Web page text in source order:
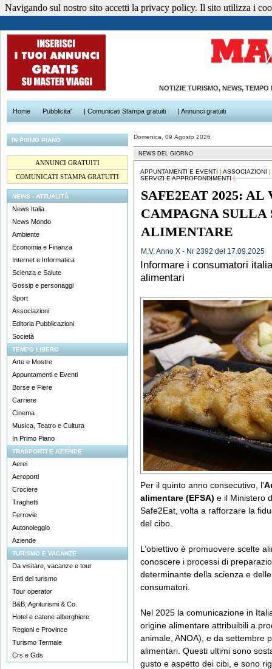
NOTIZIE TURISMO, NEWS,
Home Pubblicita' | Comunicati Stampa gratuiti | Annunci gratuiti
IN PRIMO PIANO
ANNUNCI GRATUITI
COMUNICATI STAMPA GRATUITI
NEWS - ATTUALITÀ
News Italia
News Mondo
Ambiente
Economia e Finanza
Internet e Informatica
Scienza e Salute
Gossip e personaggi
Sport
Associazioni
Editoria Pubblicazioni
Società
TEMPO LIBERO
Arte e Mostre
Appuntamenti e Eventi
Borse e Fiere
Carriere
Cinema
Musica, Teatro e Cultura
In Primo Piano
TRASPORTI E AZIENDE
Aerei
Aeroporti
Crociere
Traghetti
Ferrovie
Autonoleggio
Aziende
TURISMO E VACANZE
Da visitare, vacanze e tour
Enti del turismo
Tour operator
B&B, Agriturismi & Co.
Hotel e catene alberghiere
Regioni e Province
Turismo Termale
Crs e Gds
Domenica, 09 Agosto 2026
NEWS DEL GIORNO
APPUNTAMENTI E EVENTI | ASSOCIAZIONI |
SERVIZI E APPROFONDIMENTI|
SAFE2EAT 2025: AL
CAMPAGNA SULLA
ALIMENTARE
M.V. Anno X - Nr 2392 del 17.09.2025
Informare i consumatori
alimentari
Per il quinto anno consecutivo, l’
alimentare (EFSA) e il Ministero
Safe2Eat, volta a rafforzare la
del cibo.
L’obiettivo è promuovere scelte
conoscere i processi di
determinante della scienza e
consumatori.
Nel 2025 la comunicazione in
origine alimentare attribuibili a
animale, ANOA), e da settembre
alimentari. Questi ultimi sono
gusto e aspetto dei cibi, e sono
Navigando sul nostro sito accetti la privacy policy. Il sito utilizza i